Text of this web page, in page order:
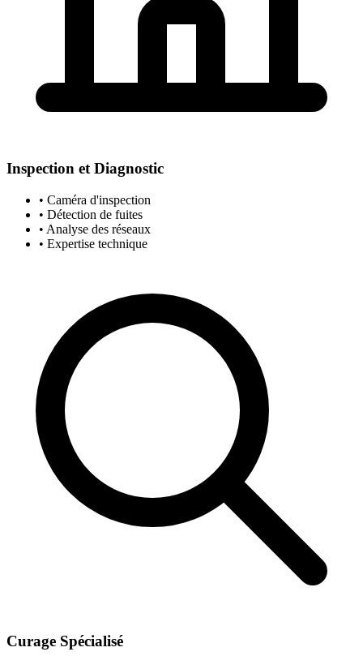
Inspection et Diagnostic
• Caméra d'inspection
• Détection de fuites
• Analyse des réseaux
• Expertise technique
Curage Spécialisé